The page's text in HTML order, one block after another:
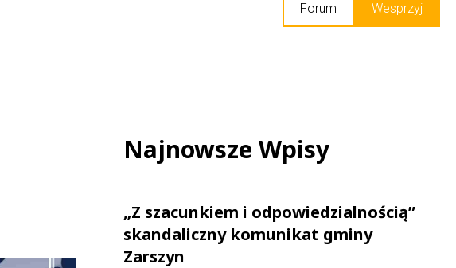
Forum Wesprzyj
Najnowsze Wpisy
„Z szacunkiem i odpowiedzialnością”
skandaliczny komunikat gminy
Zarszyn